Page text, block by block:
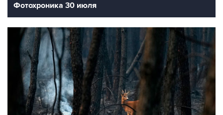
Фотохроника 30 июля